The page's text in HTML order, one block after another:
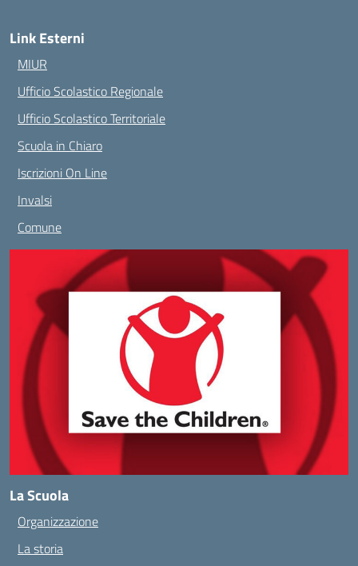
Link Esterni
MIUR
Ufficio Scolastico Regionale
Ufficio Scolastico Territoriale
Scuola in Chiaro
Iscrizioni On Line
Invalsi
Comune
La Scuola
Organizzazione
La storia